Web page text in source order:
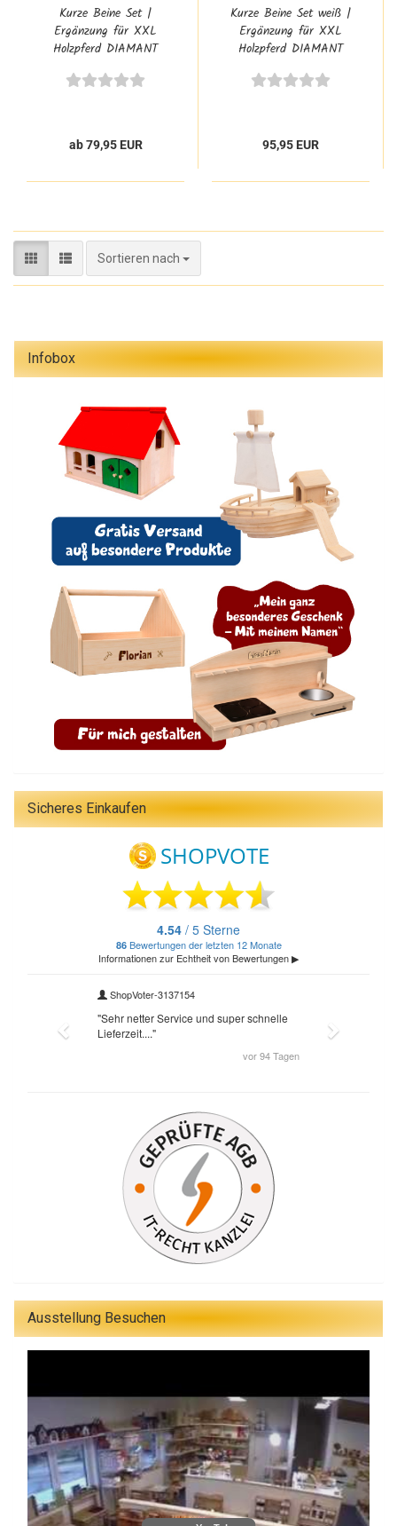
Kurze Beine Set |
Ergänzung für XXL
Holzpferd DIAMANT
ab 79,95 EUR
Kurze Beine Set weiß |
Ergänzung für XXL
Holzpferd DIAMANT
95,95 EUR
Sortieren nach
Sortieren nach
Infobox
Sicheres Einkaufen
Ausstellung Besuchen